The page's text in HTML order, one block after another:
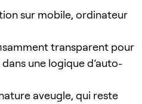
sur mobile, ordinateur
transparent pour
une logique d’auto-
aveugle, qui reste